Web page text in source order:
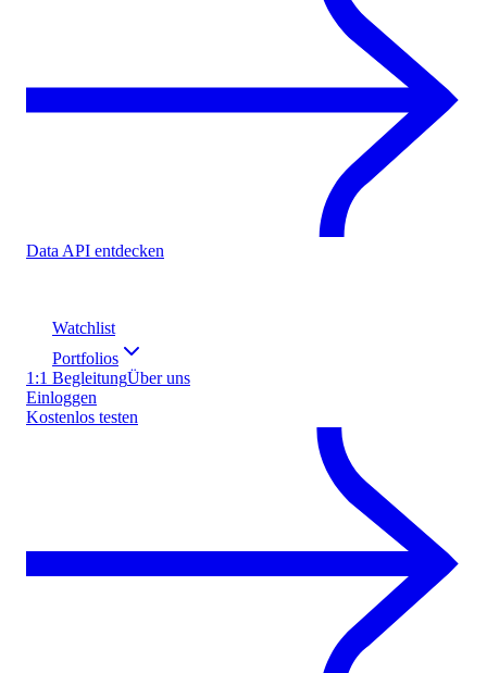
Data API entdecken
Watchlist
Portfolios
1:1 BegleitungÜber uns
Einloggen
Kostenlos testen